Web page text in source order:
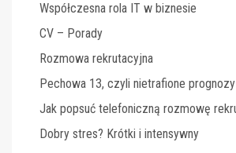
Współczesna rola IT w biznesie
CV – Porady
Rozmowa rekrutacyjna
Pechowa 13, czyli nietrafione
Jak popsuć telefoniczną rozmowę
Dobry stres? Krótki i intensywny